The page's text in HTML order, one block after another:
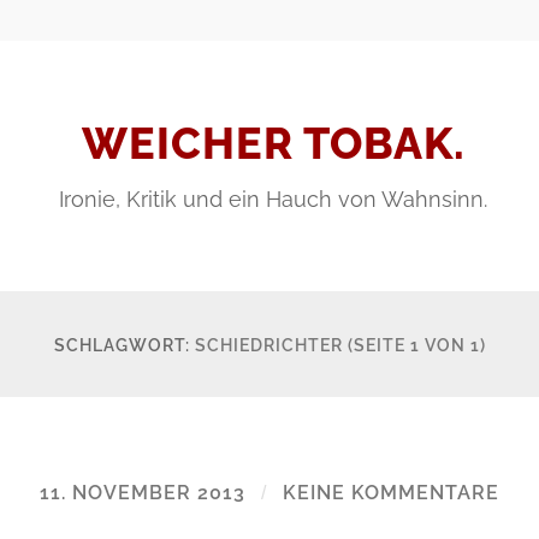
WEICHER TOBAK.
Ironie, Kritik und ein Hauch von Wahnsinn.
SCHLAGWORT: SCHIEDRICHTER (SEITE 1 VON 1)
11. NOVEMBER 2013 / KEINE KOMMENTARE